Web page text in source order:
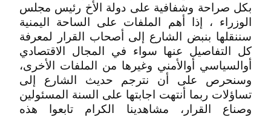
بكل صراحة وشفافية على دولة الأخ رئيس مجلس
الوزراء ، إذا أهم الملفات على الساحة اليمنية
سننقلها بنبض الشارع إلى أصحاب القرار لمعرفة
كل التفاصيل عنها سواء في المجال الاقتصادي
أوالسياسي أوالأمني وغيرها من الملفات الأخرى،
وسنحرص على أن نترجم حديث الشارع إلى
تساؤلات ربما أنتهت اجابتها على السنة المسئولين
وصناع القرار، مشاهدينا الكرام تابعوا هذه